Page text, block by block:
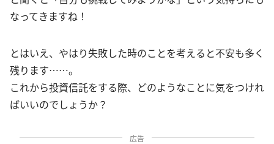
なってきますね！
とはいえ、やはり失敗した時のことを考えると不安も多く
残ります……。
これから投資信託をする際、どのようなことに気をつけれ
ばいいのでしょうか？
広告